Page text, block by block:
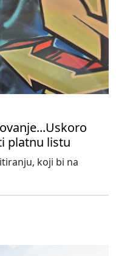
platnu listu
koji bi na